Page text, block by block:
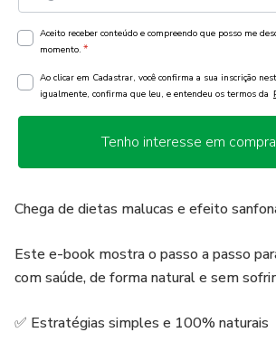
Aceito receber conteúdo e compreendo que posso me
momento. *
Ao clicar em Cadastrar, você confirma a sua inscrição
igualmente, confirma que leu, e entendeu os termos da
Tenho interesse em
Chega de dietas malucas e efeito
Este e-book mostra o passo a passo
com saúde, de forma natural e sem
✅ Estratégias simples e 100% naturais